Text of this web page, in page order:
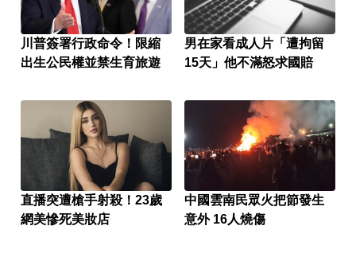
川普簽署行政命令！限縮
出生公民權並禁生育旅遊
男在家看成人片「遭拘留
15天」他不滿怒求國賠
直播突遭槍手射殺！23歲
網美慘死美妝店
中國雲南民眾火把節發生
意外 16人燒傷